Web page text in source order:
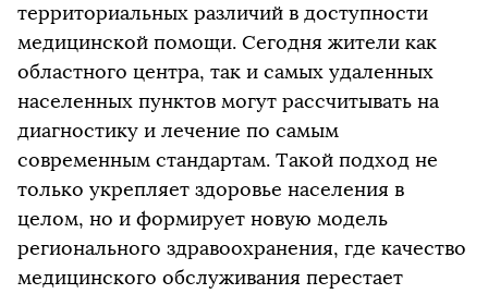
территориальных различий в доступности
медицинской помощи. Сегодня жители как
областного центра, так и самых удаленных
населенных пунктов могут рассчитывать на
диагностику и лечение по самым
современным стандартам. Такой подход не
только укрепляет здоровье населения в
целом, но и формирует новую модель
регионального здравоохранения, где качество
медицинского обслуживания перестает